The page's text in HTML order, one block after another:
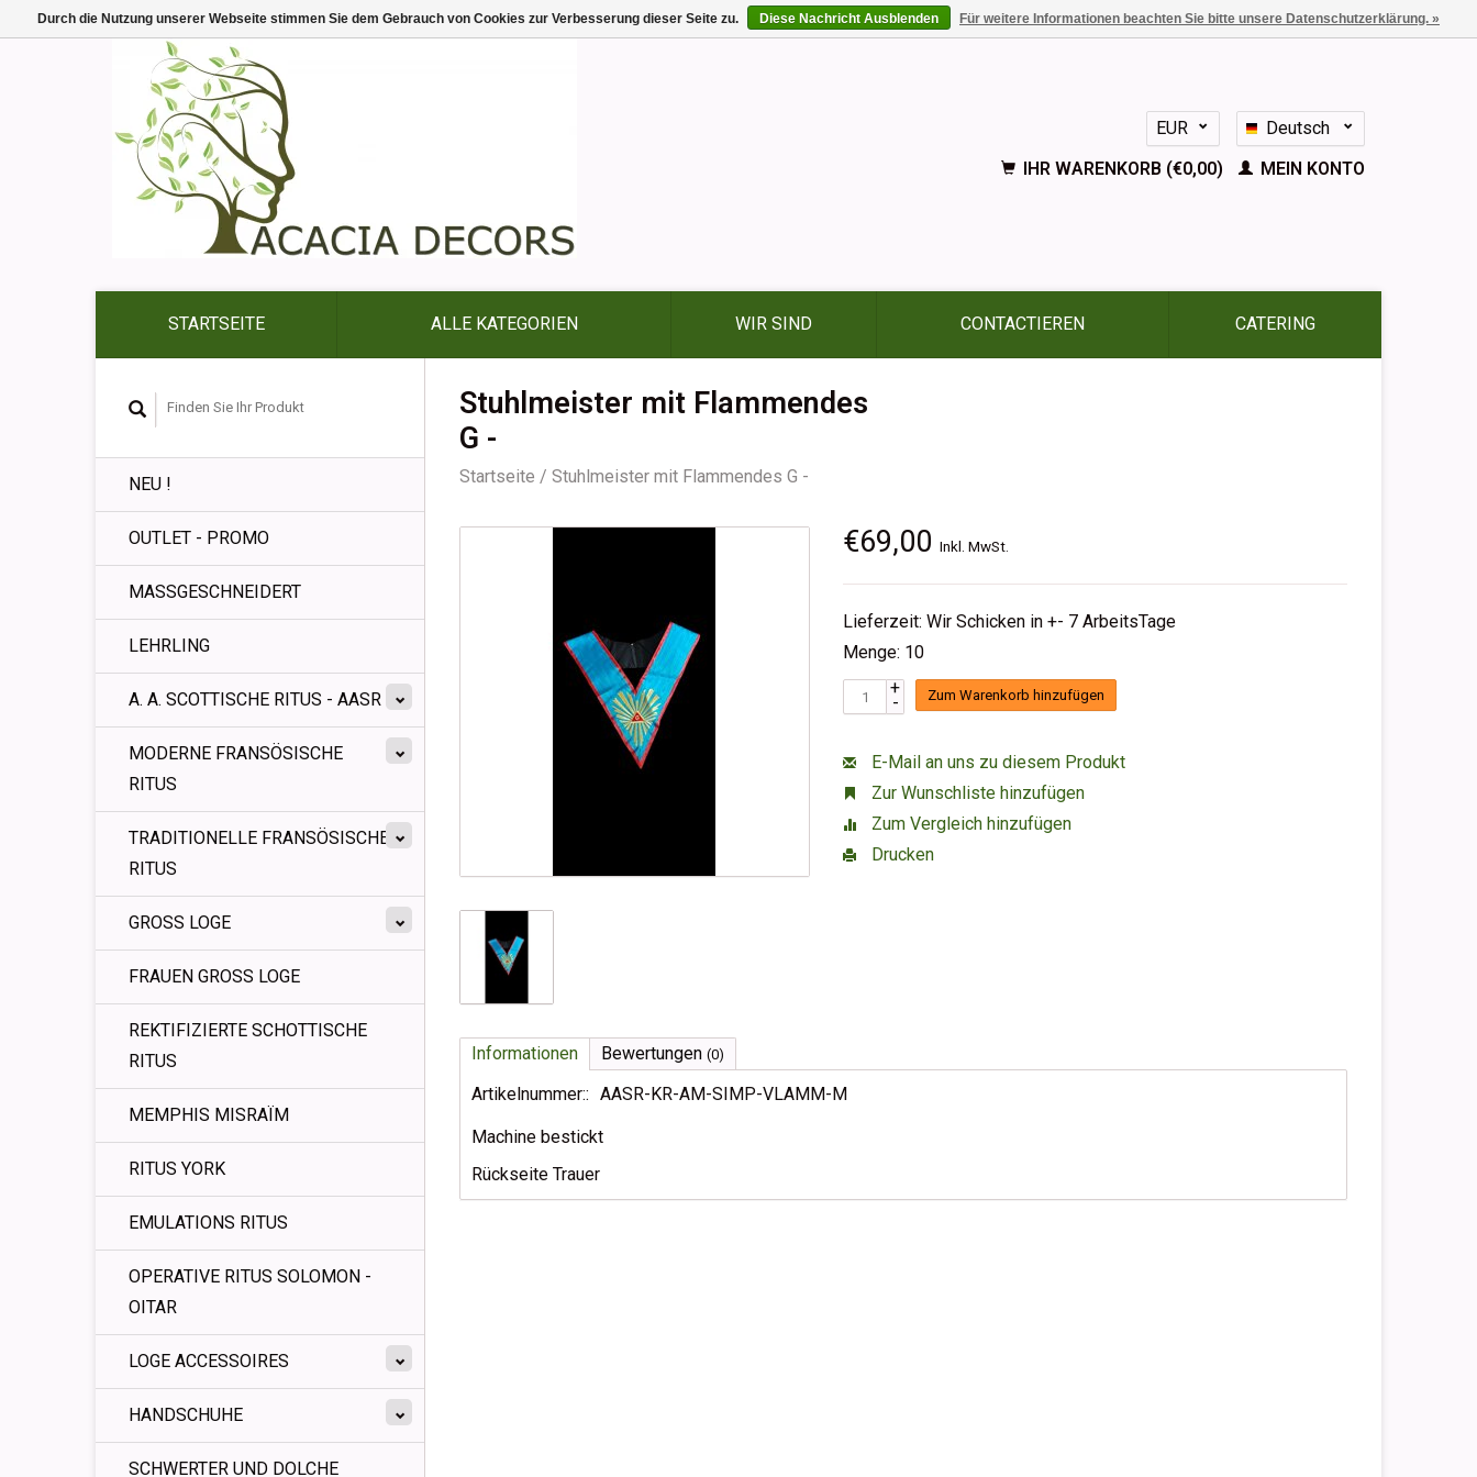
EUR
GBP
Deutsch
Nederlands
English
IHR WARENKORB (€0,00) MEIN KONTO
STARTSEITE ALLE KATEGORIEN WIR SIND CONTACTIEREN CATERING
NEU !
OUTLET - PROMO
MASSGESCHNEIDERT
LEHRLING
A. A. SCOTTISCHE RITUS - AASR
MODERNE FRANSÖSISCHE
RITUS
TRADITIONELLE FRANSÖSISCHE
RITUS
GROSS LOGE
FRAUEN GROSS LOGE
REKTIFIZIERTE SCHOTTISCHE
RITUS
MEMPHIS MISRAÏM
RITUS YORK
EMULATIONS RITUS
OPERATIVE RITUS SOLOMON -
OITAR
LOGE ACCESSOIRES
HANDSCHUHE
SCHWERTER UND DOLCHE
Stuhlmeister mit Flammendes
G -
Startseite / Stuhlmeister mit Flammendes G -
€69,00Inkl. MwSt.
Lieferzeit: Wir Schicken in +- 7 ArbeitsTage
Menge: 10
+
- Zum Warenkorb hinzufügen
E-Mail an uns zu diesem Produkt
Zur Wunschliste hinzufügen
Zum Vergleich hinzufügen
Drucken
Informationen Bewertungen (0)
Artikelnummer:: AASR-KR-AM-SIMP-VLAMM-M
Machine bestickt
Rückseite Trauer
Durch die Nutzung unserer Webseite stimmen Sie dem Gebrauch von Cookies zur Verbesserung dieser Seite zu. Diese Nachricht Ausblenden Für weitere Informationen beachten Sie bitte unsere Datenschutzerklärung. »